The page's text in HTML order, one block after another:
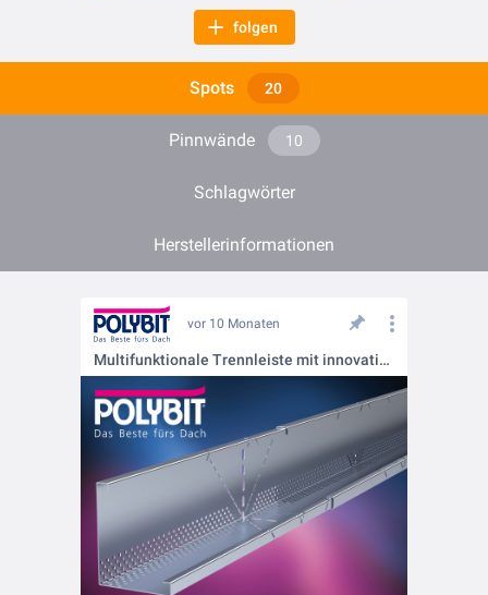
folgen
Spots 20
Pinnwände 10
Schlagwörter
Herstellerinformationen
vor 10 Monaten
Multifunktionale Trennleiste mit innovativen Funktionen - teleskopierbar, ohne Verbinder einfachste Eckausbildung.